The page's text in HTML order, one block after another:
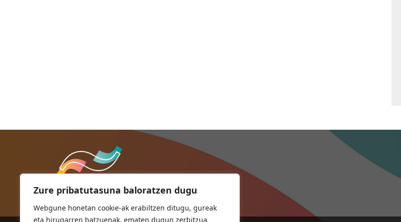
Zure pribatutasuna baloratzen dugu
Webgune honetan cookie-ak erabiltzen ditugu, gureak
eta hirugarren batzuenak, ematen dugun zerbitzua